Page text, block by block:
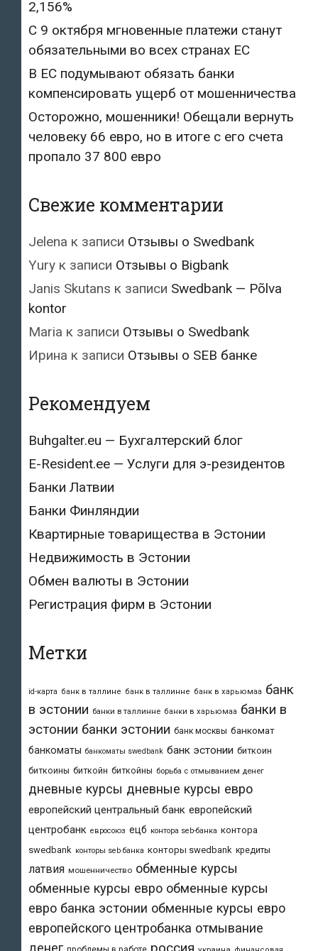
2,156%
С 9 октября мгновенные платежи станут
обязательными во всех странах ЕС
В ЕС подумывают обязать банки
компенсировать ущерб от мошенничества
Осторожно, мошенники! Обещали вернуть
человеку 66 евро, но в итоге с его счета
пропало 37 800 евро
Свежие комментарии
Jelena к записи Отзывы о Swedbank
Yury к записи Отзывы о Bigbank
Janis Skutans к записи Swedbank — Põlva
kontor
Maria к записи Отзывы о Swedbank
Ирина к записи Отзывы о SEB банке
Рекомендуем
Buhgalter.eu — Бухгалтерский блог
E-Resident.ee — Услуги для э-резидентов
Банки Латвии
Банки Финляндии
Квартирные товарищества в Эстонии
Недвижимость в Эстонии
Обмен валюты в Эстонии
Регистрация фирм в Эстонии
Метки
id-карта банк в таллине банк в таллинне банк в харьюмаа банк
в эстонии банки в таллинне банки в харьюмаа банки в
эстонии банки эстонии банк москвы банкомат
банкоматы банкоматы swedbank банк эстонии биткоин
биткоины биткойн биткойны борьба с отмыванием денег
дневные курсы дневные курсы евро
европейский центральный банк европейский
центробанк евросоюз ецб контора seb-банка контора
swedbank конторы seb банка конторы swedbank кредиты
латвия мошенничество обменные курсы
обменные курсы евро обменные курсы
евро банка эстонии обменные курсы евро
европейского центробанка отмывание
денег